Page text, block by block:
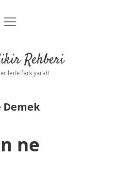
Politikası
Uyarı
menüyü
Rehberi
fark yarat!
ne